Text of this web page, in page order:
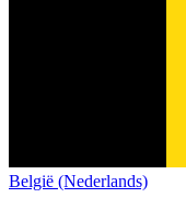
België (Nederlands)